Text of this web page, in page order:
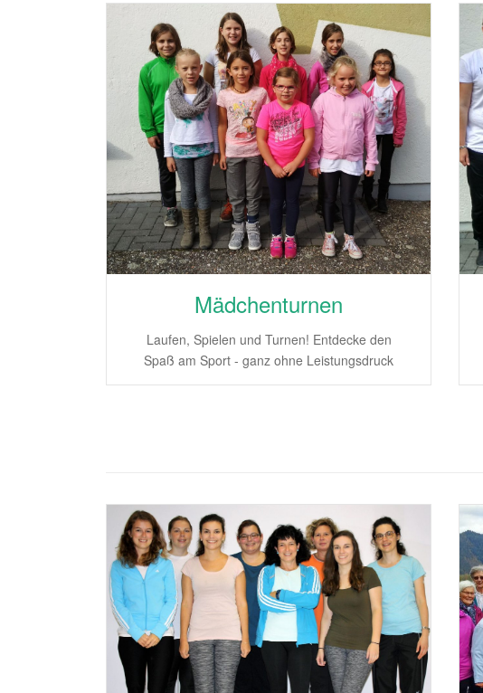
Mädchenturnen
Laufen, Spielen und Turnen! Entdecke den
Spaß am Sport - ganz ohne Leistungsdruck